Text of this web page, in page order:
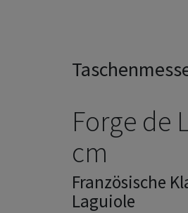
Forge de
cm
Französische
Laguiole